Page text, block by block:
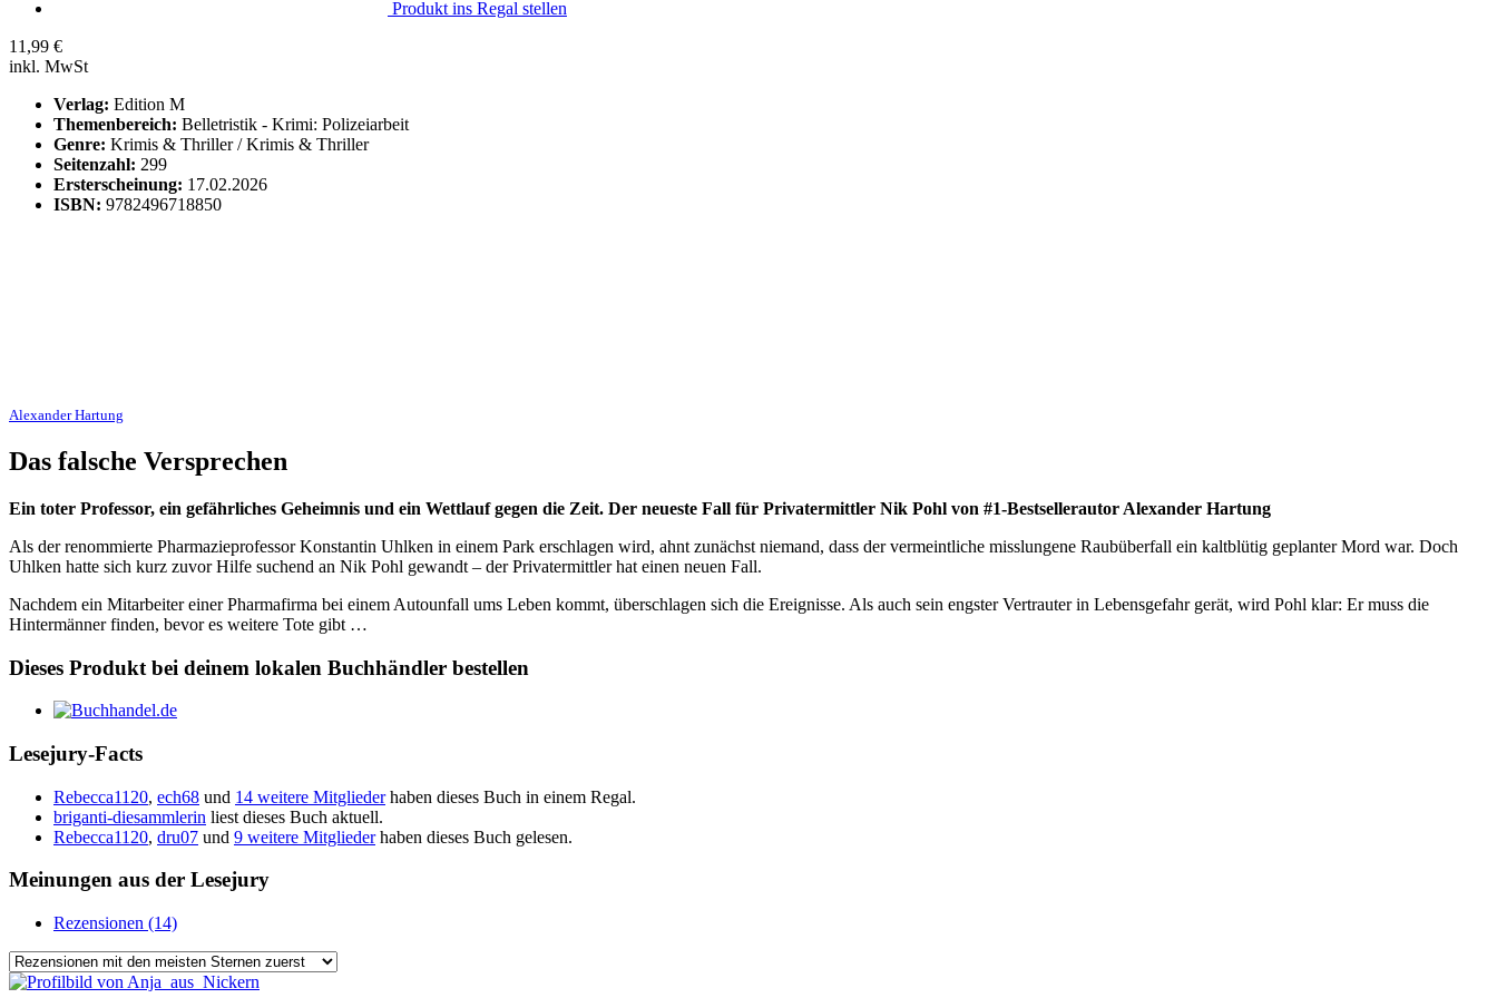
Produkt ins Regal stellen
11,99 €
inkl. MwSt
Verlag: Edition M
Themenbereich: Belletristik - Krimi: Polizeiarbeit
Genre: Krimis & Thriller / Krimis & Thriller
Seitenzahl: 299
Ersterscheinung: 17.02.2026
ISBN: 9782496718850
Alexander Hartung
Das falsche Versprechen
Ein toter Professor, ein gefährliches Geheimnis und ein Wettlauf gegen die Zeit. Der neueste Fall für Privatermittler Nik Pohl von #1-Bestsellerautor Alexander Hartung
Als der renommierte Pharmazieprofessor Konstantin Uhlken in einem Park erschlagen wird, ahnt zunächst niemand, dass der vermeintliche misslungene Raubüberfall ein kaltblütig geplanter Mord war. Doch
Uhlken hatte sich kurz zuvor Hilfe suchend an Nik Pohl gewandt – der Privatermittler hat einen neuen Fall.
Nachdem ein Mitarbeiter einer Pharmafirma bei einem Autounfall ums Leben kommt, überschlagen sich die Ereignisse. Als auch sein engster Vertrauter in Lebensgefahr gerät, wird Pohl klar: Er muss die
Hintermänner finden, bevor es weitere Tote gibt …
Dieses Produkt bei deinem lokalen Buchhändler bestellen
Lesejury-Facts
Rebecca1120, ech68 und 14 weitere Mitgliederhaben dieses Buch in einem Regal.
briganti-diesammlerin liest dieses Buch aktuell.
Rebecca1120, dru07 und 9 weitere Mitgliederhaben dieses Buch gelesen.
Meinungen aus der Lesejury
Rezensionen (14)